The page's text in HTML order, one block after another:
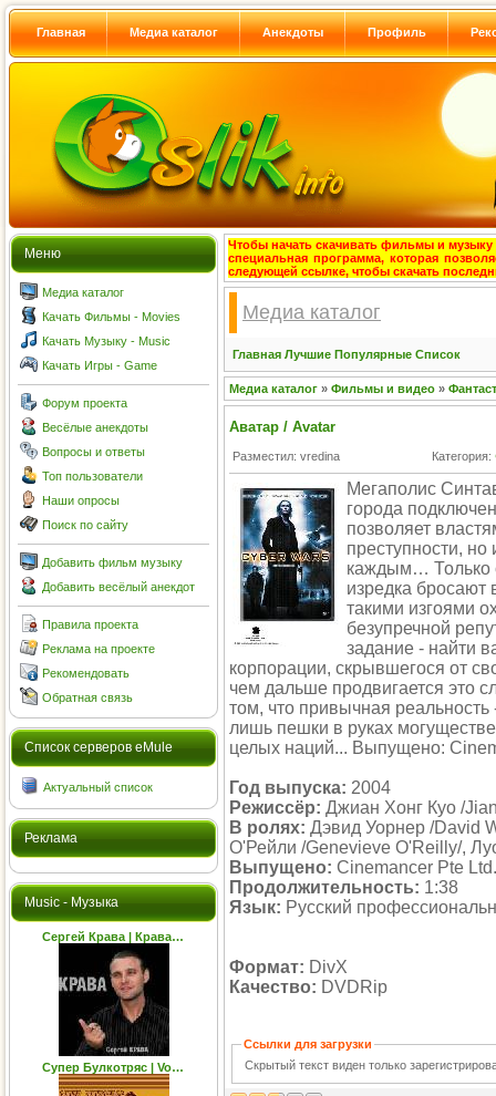
Главная Медиа каталог Анекдоты Профиль
Меню
Медиа каталог
Качать Фильмы - Movies
Качать Музыку - Music
Качать Игры - Game
Форум проекта
Весёлые анекдоты
Вопросы и ответы
Топ пользователи
Наши опросы
Поиск по сайту
Добавить фильм музыку
Добавить весёлый анекдот
Правила проекта
Реклама на проекте
Рекомендовать
Обратная связь
Cписок серверов eMule
Актуальный список
Реклама
Music - Музыка
Сергей Крава | Крава…
Супер Булкотряс | Vo…
Чтобы начать скачивать фильмы и музыку
специальная программа, которая
следующей ссылке, чтобы скачать
Медиа каталог
Главная Лучшие Популярные Список
Медиа каталог » Фильмы и видео »
Аватар / Avatar
Разместил: vredina Категория:
Мегаполис
города
позволяет
преступности, но
каждым… Только
изредка бросают
такими изгоями
безупречной
задание - найти
корпорации, скрывшегося от
чем дальше продвигается это
том, что привычная
лишь пешки в руках
целых наций... Выпущено:
Год выпуска: 2004
Режиссёр: Джиан Хонг Куо /
В ролях: Дэвид Уорнер /David
О'Рейли /Genevieve O'Reilly/,
Выпущено: Cinemancer Pte Ltd.
Продолжительность: 1:38
Язык: Русский
Формат: DivX
Качество: DVDRip
Ссылки для загрузки
Скрытый текст виден только